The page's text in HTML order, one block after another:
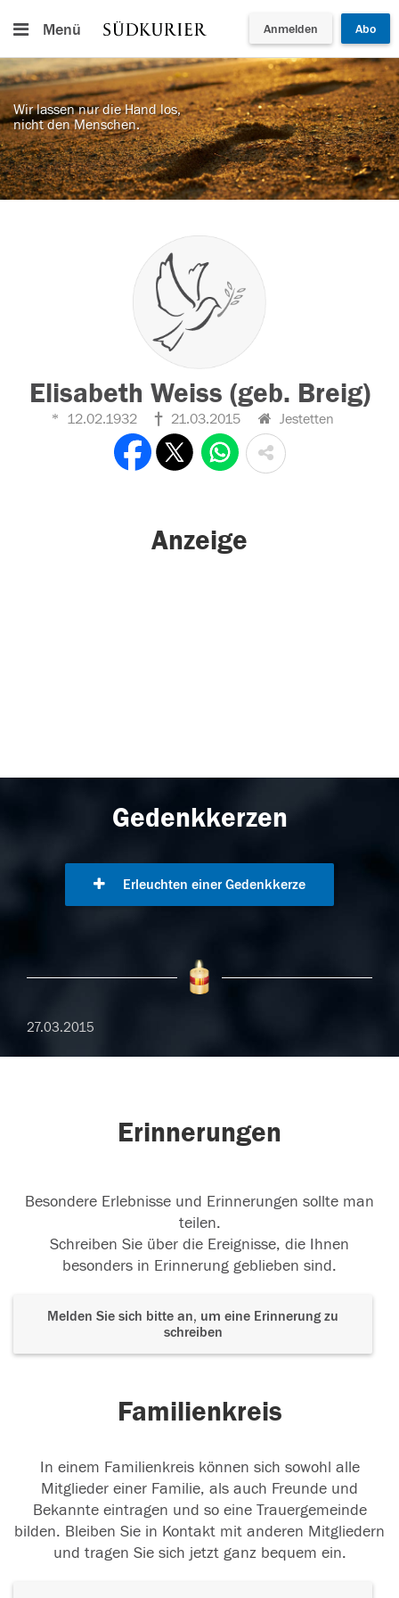
Menü Anmelden Abo
Wir lassen nur die Hand los,
nicht den Menschen.
Elisabeth Weiss (geb. Breig)
12.02.1932 21.03.2015 Jestetten
Anzeige
Gedenkkerzen
Erleuchten einer Gedenkkerze
27.03.2015
Erinnerungen
Besondere Erlebnisse und Erinnerungen sollte man
teilen.
Schreiben Sie über die Ereignisse, die Ihnen
besonders in Erinnerung geblieben sind.
Melden Sie sich bitte an, um eine Erinnerung zu
schreiben
Familienkreis
In einem Familienkreis können sich sowohl alle
Mitglieder einer Familie, als auch Freunde und
Bekannte eintragen und so eine Trauergemeinde
bilden. Bleiben Sie in Kontakt mit anderen Mitgliedern
und tragen Sie sich jetzt ganz bequem ein.